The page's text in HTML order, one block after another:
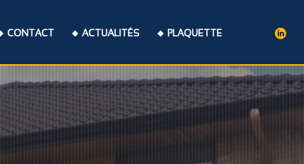
CONTACT ACTUALITÉS PLAQUETTE